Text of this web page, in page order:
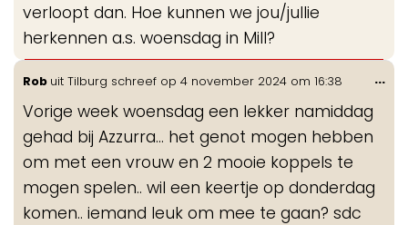
verloopt dan. Hoe kunnen we jou/jullie
herkennen a.s. woensdag in Mill?
Rob uit Tilburg schreef op 4 november 2024 om 16:38
Vorige week woensdag een lekker namiddag
gehad bij Azzurra… het genot mogen hebben
om met een vrouw en 2 mooie koppels te
mogen spelen.. wil een keertje op donderdag
komen.. iemand leuk om mee te gaan? sdc
...